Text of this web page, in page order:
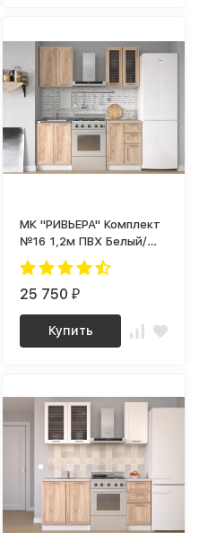
МК "РИВЬЕРА" Комплект
№16 1,2м ПВХ Белый/
Дуб Сонома/ корпус
Супербелый (1181 Ш)
25 750₽
Купить